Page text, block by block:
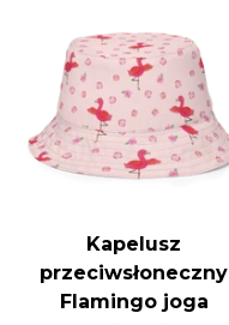
Kapelusz
przeciwsłoneczny
Flamingo joga